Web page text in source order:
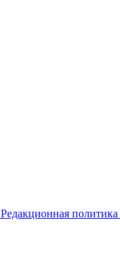
Редакционная политика